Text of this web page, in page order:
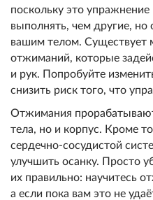
поскольку это
выполнять, чем другие, но
вашим телом. Существует
отжиманий, которые
и рук. Попробуйте
снизить риск того, что
Отжимания
тела, но и корпус. Кроме
сердечно-сосудистой
улучшить осанку. Просто
их правильно: научитесь
а если пока вам это не